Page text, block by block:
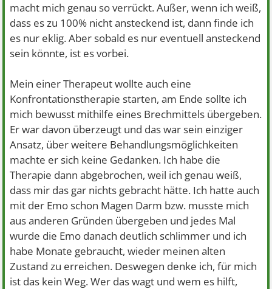
macht mich genau so verrückt. Außer, wenn ich weiß,
dass es zu 100% nicht ansteckend ist, dann finde ich
es nur eklig. Aber sobald es nur eventuell ansteckend
sein könnte, ist es vorbei.
Mein einer Therapeut wollte auch eine
Konfrontationstherapie starten, am Ende sollte ich
mich bewusst mithilfe eines Brechmittels übergeben.
Er war davon überzeugt und das war sein einziger
Ansatz, über weitere Behandlungsmöglichkeiten
machte er sich keine Gedanken. Ich habe die
Therapie dann abgebrochen, weil ich genau weiß,
dass mir das gar nichts gebracht hätte. Ich hatte auch
mit der Emo schon Magen Darm bzw. musste mich
aus anderen Gründen übergeben und jedes Mal
wurde die Emo danach deutlich schlimmer und ich
habe Monate gebraucht, wieder meinen alten
Zustand zu erreichen. Deswegen denke ich, für mich
ist das kein Weg. Wer das wagt und wem es hilft,